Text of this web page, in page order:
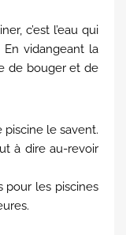
c’est l’eau qui
vidangeant la
de bouger et de
piscine le savent.
à dire au-revoir
pour les piscines